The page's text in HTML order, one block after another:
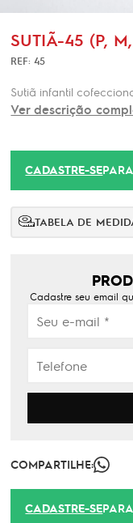
SUTIÃ-45 (P,
REF: 45
Sutiã infantil
Ver descrição
CADASTRE-SE
TABELA DE
Cadastre seu email
COMPARTILHE:
CADASTRE-SE